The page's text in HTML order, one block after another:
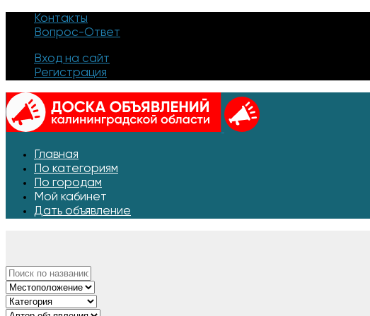
Контакты
Вопрос-Ответ
Вход на сайт
Регистрация
Главная
По категориям
По городам
Мой кабинет
Дать объявление